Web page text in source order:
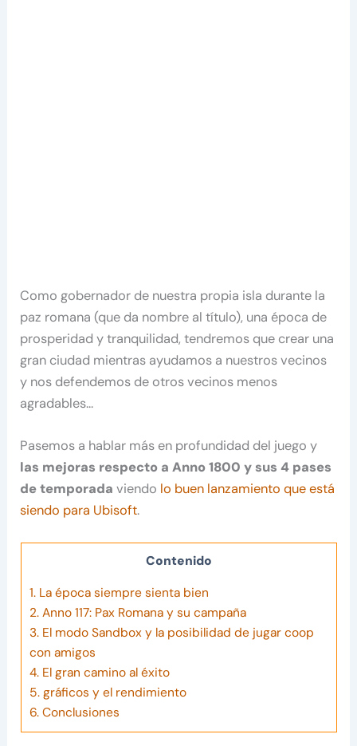
Como gobernador de nuestra propia isla durante la
paz romana (que da nombre al título), una época de
prosperidad y tranquilidad, tendremos que crear una
gran ciudad mientras ayudamos a nuestros vecinos
y nos defendemos de otros vecinos menos
agradables…
Pasemos a hablar más en profundidad del juego y
las mejoras respecto a Anno 1800 y sus 4 pases
de temporada viendo lo buen lanzamiento que está
siendo para Ubisoft.
Contenido
1.La época siempre sienta bien
2.Anno 117: Pax Romana y su campaña
3.El modo Sandbox y la posibilidad de jugar coop
con amigos
4.El gran camino al éxito
5.gráficos y el rendimiento
6.Conclusiones